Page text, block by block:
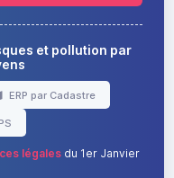
et pollution par
ERP par Cadastre
légalesdu 1er Janvier